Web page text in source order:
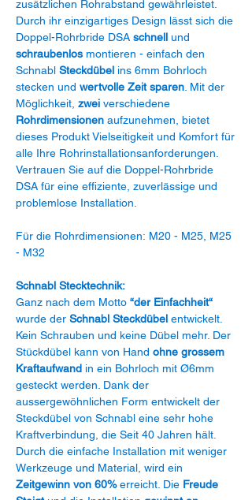
zusätzlichen Rohrabstand gewährleistet.
Durch ihr einzigartiges Design lässt sich die
Doppel-Rohrbride DSA schnell und
schraubenlos montieren - einfach den
Schnabl Steckdübel ins 6mm Bohrloch
stecken und wertvolle Zeit sparen . Mit der
Möglichkeit, zwei verschiedene
Rohrdimensionen aufzunehmen, bietet
dieses Produkt Vielseitigkeit und Komfort für
alle Ihre Rohrinstallationsanforderungen.
Vertrauen Sie auf die Doppel-Rohrbride
DSA für eine effiziente, zuverlässige und
problemlose Installation.
Für die Rohrdimensionen: M20 - M25, M25
- M32
Schnabl Stecktechnik:
Ganz nach dem Motto “der Einfachheit“
wurde der Schnabl Steckdübel entwickelt.
Kein Schrauben und keine Dübel mehr. Der
Stückdübel kann von Hand ohne grossem
Kraftaufwand in ein Bohrloch mit Ø6mm
gesteckt werden. Dank der
aussergewöhnlichen Form entwickelt der
Steckdübel von Schnabl eine sehr hohe
Kraftverbindung, die Seit 40 Jahren hält.
Durch die einfache Installation mit weniger
Werkzeuge und Material, wird ein
Zeitgewinn von 60%erreicht. Die Freude